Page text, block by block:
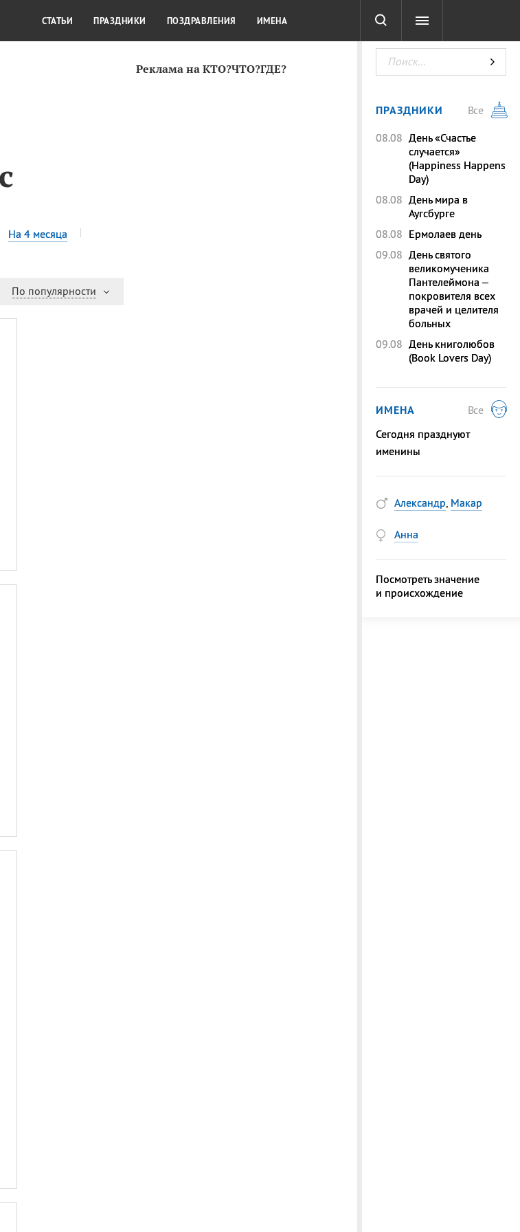
На 4 месяца
По популярности
Реклама на КТО?ЧТО?ГДЕ?
КУЛЬТУРА КРАСОТА ТЕСТЫ
СТАТЬИ ПРАЗДНИКИ ПОЗДРАВЛЕНИЯ ИМЕНА
ПРАЗДНИКИ
Все
08.08 День «Счастье
случается»
(Happiness Happens
Day)
08.08 День мира в
Аугсбурге
08.08 Ермолаев день
09.08 День святого
великомученика
Пантелеймона –
покровителя всех
врачей и целителя
больных
09.08 День книголюбов
(Book Lovers Day)
ИМЕНА
Все
Сегодня празднуют
именины
Александр, Макар
Анна
Посмотреть значение
и происхождение